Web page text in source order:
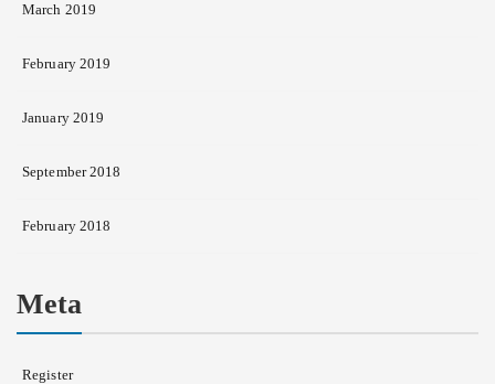
March 2019
February 2019
January 2019
September 2018
February 2018
Meta
Register